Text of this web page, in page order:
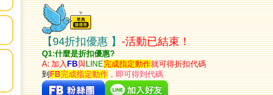
【94折扣優惠 】-活動已結束！
Q1:什麼是折扣優惠?
A:加入FB與LINE完成指定動作就可得折扣代碼
到FB完成指定動作，即可得到代碼